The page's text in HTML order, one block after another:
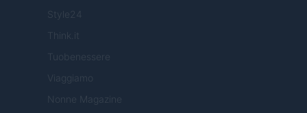
Style24
Think.it
Tuobenessere
Viaggiamo
Nonne Magazine